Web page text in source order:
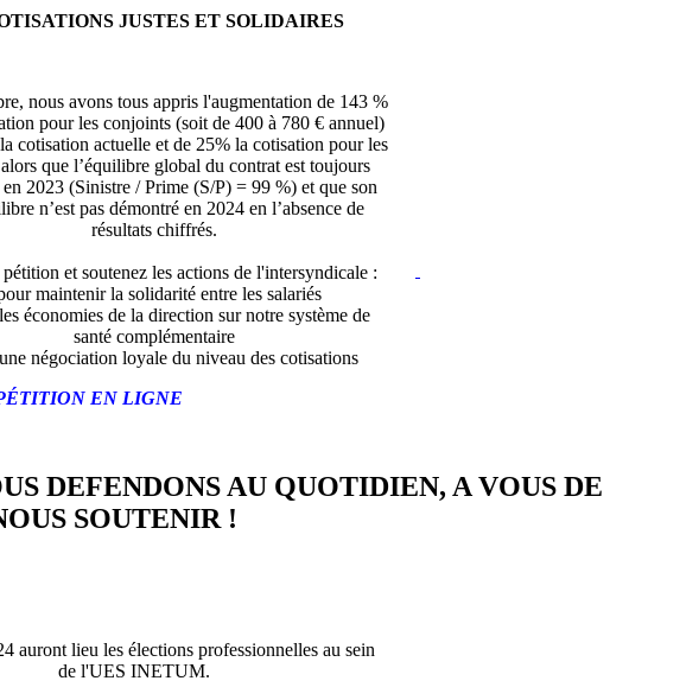
JUSTES ET SOLIDAIRES
nous avons tous appris l'augmentation de 143 %
pour les conjoints (soit de 400 à 780 € annuel)
cotisation actuelle et de 25% la cotisation pour les
que l’équilibre global du contrat est toujours
2023 (Sinistre / Prime (S/P) = 99 %) et que son
n’est pas démontré en 2024 en l’absence de
résultats chiffrés.
et soutenez les actions de l'intersyndicale :
maintenir la solidarité entre les salariés
économies de la direction sur notre système de
santé complémentaire
négociation loyale du niveau des cotisations
EN LIGNE
DEFENDONS AU QUOTIDIEN, A VOUS DE
SOUTENIR !
auront lieu les élections professionnelles au sein
de l'UES INETUM.